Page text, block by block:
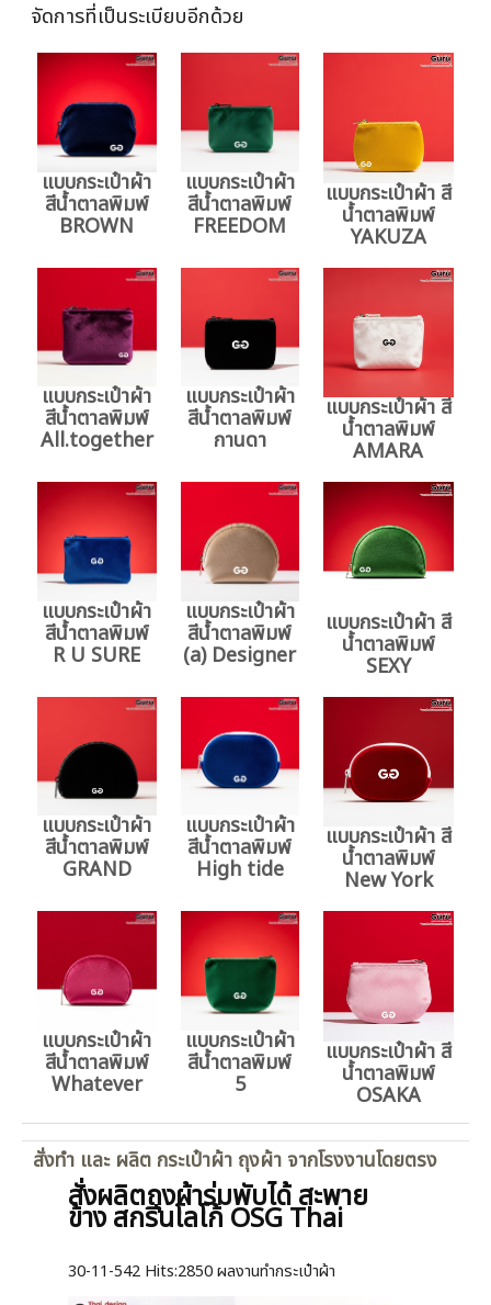
จัดการที่เป็นระเบียบอีกด้วย
แบบกระเป๋าผ้า
สีน้ำตาลพิมพ์
BROWN
แบบกระเป๋าผ้า
สีน้ำตาลพิมพ์
FREEDOM
แบบกระเป๋าผ้า สี
น้ำตาลพิมพ์
YAKUZA
แบบกระเป๋าผ้า
สีน้ำตาลพิมพ์
All.together
แบบกระเป๋าผ้า
สีน้ำตาลพิมพ์
กานดา
แบบกระเป๋าผ้า สี
น้ำตาลพิมพ์
AMARA
แบบกระเป๋าผ้า
สีน้ำตาลพิมพ์
R U SURE
แบบกระเป๋าผ้า
สีน้ำตาลพิมพ์
(a) Designer
แบบกระเป๋าผ้า สี
น้ำตาลพิมพ์
SEXY
แบบกระเป๋าผ้า
สีน้ำตาลพิมพ์
GRAND
แบบกระเป๋าผ้า
สีน้ำตาลพิมพ์
High tide
แบบกระเป๋าผ้า สี
น้ำตาลพิมพ์
New York
แบบกระเป๋าผ้า
สีน้ำตาลพิมพ์
Whatever
แบบกระเป๋าผ้า
สีน้ำตาลพิมพ์
5
แบบกระเป๋าผ้า สี
น้ำตาลพิมพ์
OSAKA
สั่งทำ และ ผลิต กระเป๋าผ้า ถุงผ้า จากโรงงานโดยตรง
สั่งผลิตถุงผ้าร่มพับได้ สะพาย
ข้าง สกรีนโลโก้ OSG Thai
30-11-542 Hits:2850 ผลงานทำกระเป๋าผ้า